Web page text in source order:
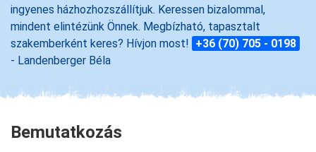
ingyenes házhozhozszállítjuk. Keressen bizalommal,
mindent elintézünk Önnek. Megbízható, tapasztalt
szakemberként keres? Hívjon most! +36 (70) 705 - 0198
- Landenberger Béla
Bemutatkozás